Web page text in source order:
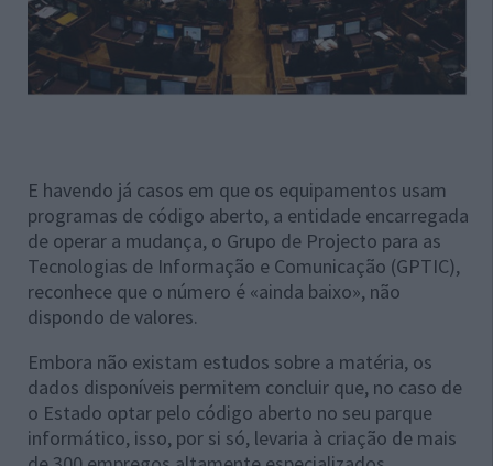
E havendo já casos em que os equipamentos usam
programas de código aberto, a entidade encarregada
de operar a mudança, o Grupo de Projecto para as
Tecnologias de Informação e Comunicação (GPTIC),
reconhece que o número é «ainda baixo», não
dispondo de valores.
Embora não existam estudos sobre a matéria, os
dados disponíveis permitem concluir que, no caso de
o Estado optar pelo código aberto no seu parque
informático, isso, por si só, levaria à criação de mais